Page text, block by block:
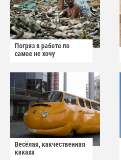
Погряз в работе по
самое не хочу
Весёлая, какчественная
какаха